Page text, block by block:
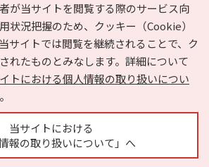
が当サイトを閲覧する際のサービス向
状況把握のため、クッキー（Cookie）
サイトでは閲覧を継続されることで、ク
れたものとみなします。詳細について
イトにおける個人情報の取り扱いについ
当サイトにおける
情報の取り扱いについて」へ
タ）とは？ お気に入り
ヘルプ
情報の取り扱いについて
運営会社
広告掲載に関するお問い合わせ